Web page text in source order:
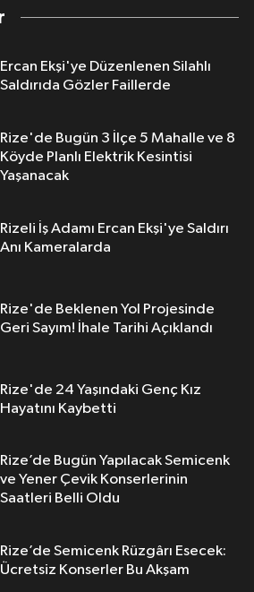
Ercan Ekşi'ye Düzenlenen Silahlı
Saldırıda Gözler Faillerde
Rize'de Bugün 3 İlçe 5 Mahalle ve 8
Köyde Planlı Elektrik Kesintisi
Yaşanacak
Rizeli İş Adamı Ercan Ekşi'ye Saldırı
Anı Kameralarda
Rize'de Beklenen Yol Projesinde
Geri Sayım! İhale Tarihi Açıklandı
Rize'de 24 Yaşındaki Genç Kız
Hayatını Kaybetti
Rize’de Bugün Yapılacak Semicenk
ve Yener Çevik Konserlerinin
Saatleri Belli Oldu
Rize’de Semicenk Rüzgârı Esecek:
Ücretsiz Konserler Bu Akşam